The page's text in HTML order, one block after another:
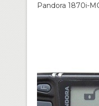
Pandora 1870i-